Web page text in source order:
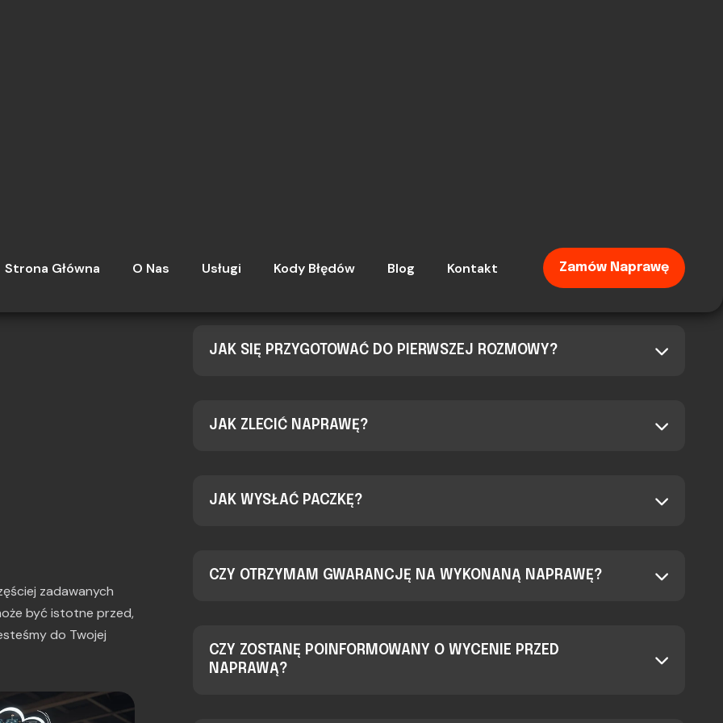
zadawanych
być istotne przed,
do Twojej
JAK SIĘ PRZYGOTOWAĆ DO PIERWSZEJ ROZMOWY?
JAK ZLECIĆ NAPRAWĘ?
JAK WYSŁAĆ PACZKĘ?
CZY OTRZYMAM GWARANCJĘ NA WYKONANĄ NAPRAWĘ?
CZY ZOSTANĘ POINFORMOWANY O WYCENIE PRZED
NAPRAWĄ?